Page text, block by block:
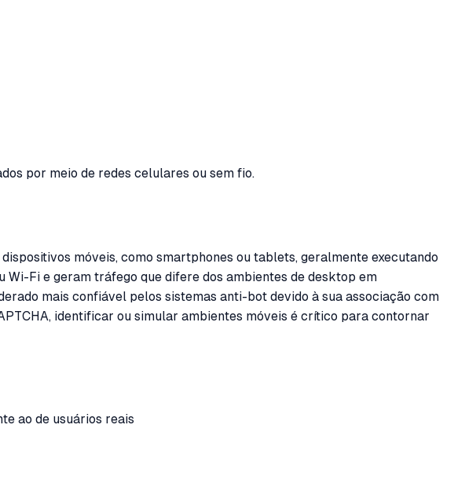
por meio de redes celulares ou sem fio.
móveis, como smartphones ou tablets, geralmente executando
Wi-Fi e geram tráfego que difere dos ambientes de desktop em
mais confiável pelos sistemas anti-bot devido à sua associação com
identificar ou simular ambientes móveis é crítico para contornar
ao de usuários reais